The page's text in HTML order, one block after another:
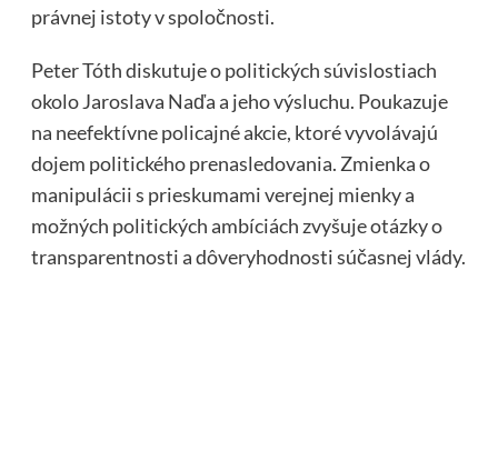
právnej istoty v spoločnosti.
Peter Tóth diskutuje o politických súvislostiach
okolo Jaroslava Naďa a jeho výsluchu. Poukazuje
na neefektívne policajné akcie, ktoré vyvolávajú
dojem politického prenasledovania. Zmienka o
manipulácii s prieskumami verejnej mienky a
možných politických ambíciách zvyšuje otázky o
transparentnosti a dôveryhodnosti súčasnej vlády.